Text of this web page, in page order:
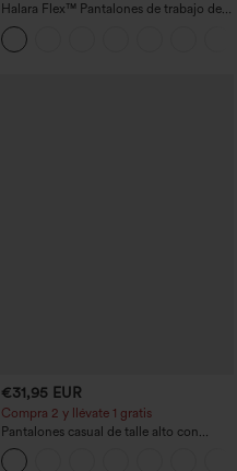
Halara Flex™ Pantalones de trabajo de
talle alto, moldeadores del cuerpo, que
estilizan la cintura, con bolsillos, de
pierna ancha en micro‑waffle
€31,95 EUR
Compra 2 y llévate 1 gratis
Pantalones casual de talle alto con
cordón, pernera ancha, en mezcla de
lino y con bolsillos